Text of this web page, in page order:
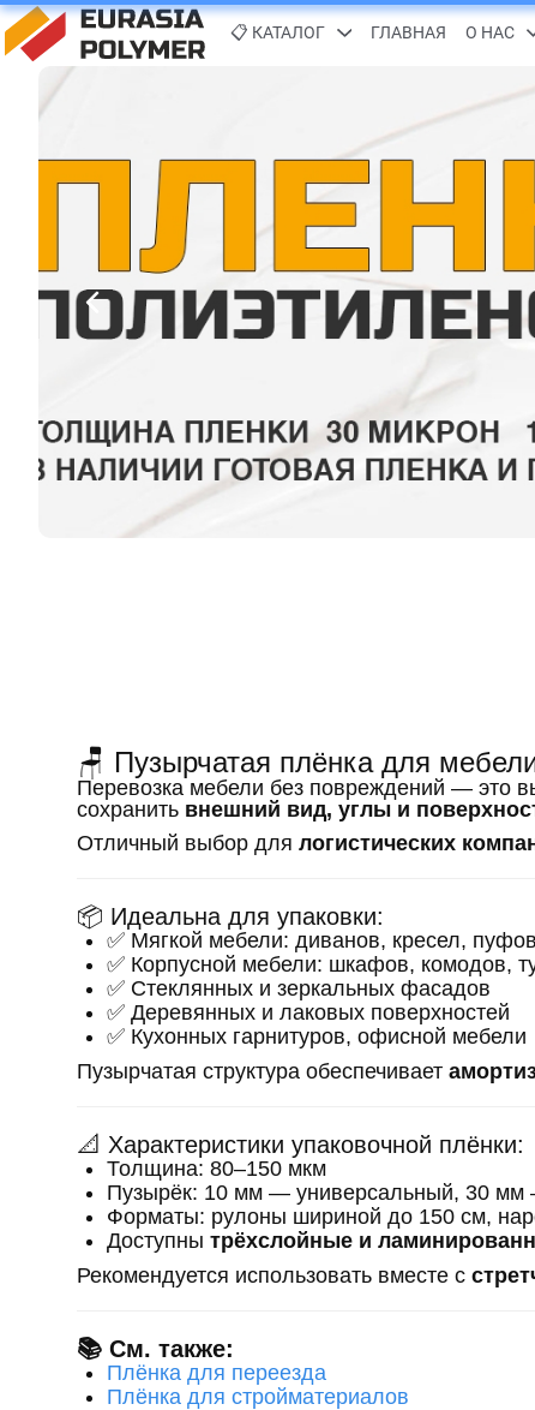
📋 КАТАЛОГ ГЛАВНАЯ О НАС
🪑 Пузырчатая плёнка для
Перевозка мебели без повреждений — это
сохранить внешний вид, углы и
Отличный выбор для логистических
📦 Идеальна для упаковки:
✅ Мягкой мебели: диванов, кресел, пуфов
✅ Корпусной мебели: шкафов, комодов,
✅ Стеклянных и зеркальных фасадов
✅ Деревянных и лаковых поверхностей
✅ Кухонных гарнитуров, офисной мебели
Пузырчатая структура обеспечивает
📐 Характеристики упаковочной плёнки:
Толщина: 80–150 мкм
Пузырёк: 10 мм — универсальный, 30
Форматы: рулоны шириной до 150 см,
Доступны трёхслойные и
Рекомендуется использовать вместе с
📚 См. также:
Плёнка для переезда
Плёнка для стройматериалов